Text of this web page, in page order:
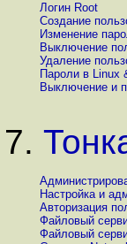
Логин Root
Создание
Изменение
Выключение
Удаление
Пароли в Linux
Выключение и
7.
Настройка и
Авторизация
Файловый
Файловый